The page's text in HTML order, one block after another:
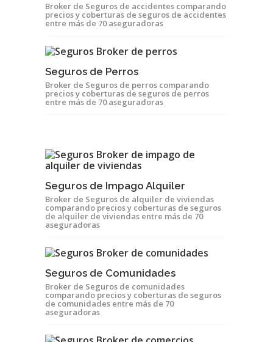
Broker de Seguros de accidentes comparando
precios y coberturas de seguros de accidentes
entre más de 70 aseguradoras
Seguros de Perros
Broker de Seguros de perros comparando
precios y coberturas de seguros de perros
entre más de 70 aseguradoras
Seguros de Impago Alquiler
Broker de Seguros de alquiler de viviendas
comparando precios y coberturas de seguros
de alquiler de viviendas entre más de 70
aseguradoras
Seguros de Comunidades
Broker de Seguros de comunidades
comparando precios y coberturas de seguros
de comunidades entre más de 70
aseguradoras